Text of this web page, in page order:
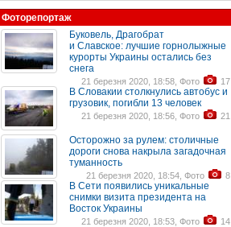
Фоторепортаж
Буковель, Драгобрат
и Славское: лучшие горнолыжные
курорты Украины остались без
снега
21 березня 2020, 18:58, Фото 17
В Словакии столкнулись автобус и
грузовик, погибли 13 человек
21 березня 2020, 18:56, Фото 21
Осторожно за рулем: столичные
дороги снова накрыла загадочная
туманность
21 березня 2020, 18:54, Фото 8
В Сети появились уникальные
снимки визита президента на
Восток Украины
21 березня 2020, 18:53, Фото 14